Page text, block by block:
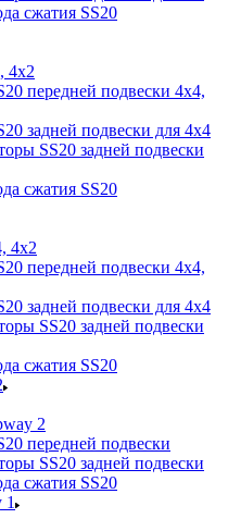
сжатия SS20
4x2
передней подвески 4х4,
задней подвески для 4х4
SS20 задней подвески
сжатия SS20
4х2
передней подвески 4х4,
задней подвески для 4х4
SS20 задней подвески
сжатия SS20
2
передней подвески
SS20 задней подвески
сжатия SS20
1